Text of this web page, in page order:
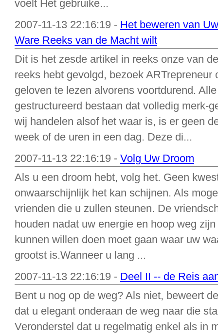
voelt Het gebruike...
2007-11-13 22:16:19 - Het beweren van
Ware Reeks van de Macht wilt
Dit is het zesde artikel in reeks onze van
reeks hebt gevolgd, bezoek ARTrepreneur
geloven te lezen alvorens voortdurend.
gestructureerd bestaan dat volledig merk-
wij handelen alsof het waar is, is er geen
week of de uren in een dag. Deze di...
2007-11-13 22:16:19 - Volg Uw Droom
Als u een droom hebt, volg het. Geen
onwaarschijnlijk het kan schijnen. Als
vrienden die u zullen steunen. De
houden nadat uw energie en hoop weg
kunnen willen doen moet gaan waar uw
grootst is.Wanneer u lang ...
2007-11-13 22:16:19 - Deel II -- de Reis
Bent u nog op de weg? Als niet, beweert
dat u elegant onderaan de weg naar die
Veronderstel dat u regelmatig enkel als in